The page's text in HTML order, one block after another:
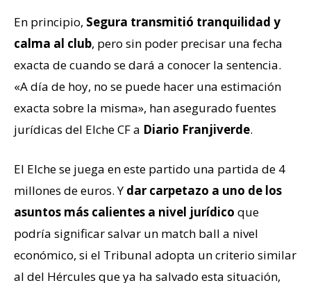
En principio, Segura transmitió tranquilidad y
calma al club, pero sin poder precisar una fecha
exacta de cuando se dará a conocer la sentencia.
«A día de hoy, no se puede hacer una estimación
exacta sobre la misma», han asegurado fuentes
jurídicas del Elche CF a Diario Franjiverde.
El Elche se juega en este partido una partida de 4
millones de euros. Y dar carpetazo a uno de los
asuntos más calientes a nivel jurídico que
podría significar salvar un match ball a nivel
económico, si el Tribunal adopta un criterio similar
al del Hércules que ya ha salvado esta situación,